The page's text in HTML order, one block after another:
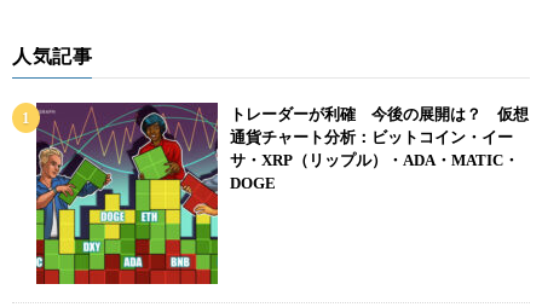
人気記事
トレーダーが利確 今後の展開は？ 仮想
通貨チャート分析：ビットコイン・イー
サ・XRP（リップル）・ADA・MATIC・
DOGE